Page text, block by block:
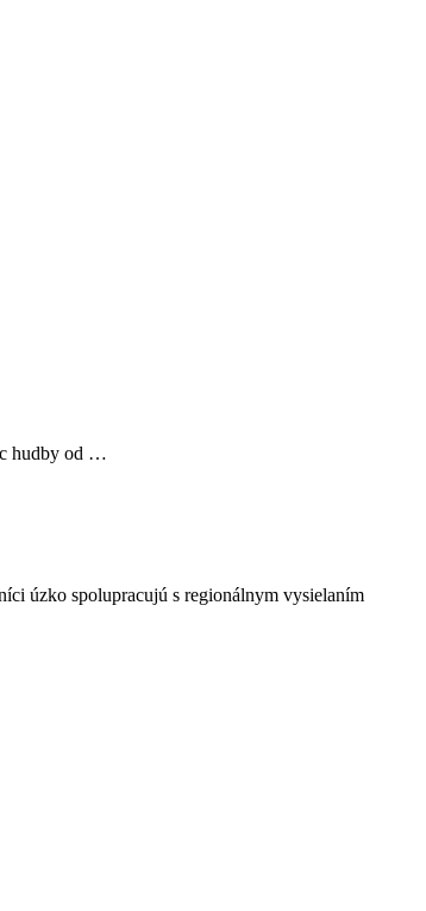
hudby od …
úzko spolupracujú s regionálnym vysielaním